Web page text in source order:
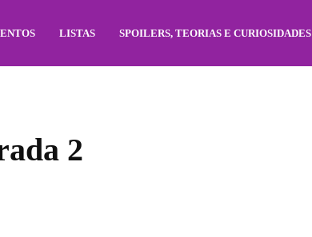
LISTAS SPOILERS, TEORIAS E CURIOSIDADES
2